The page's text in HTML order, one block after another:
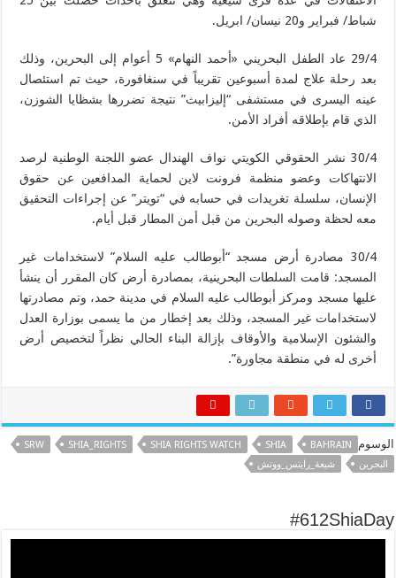
شباط/ فبراير و20 نيسان/ ابريل.
29/4 عاد الطفل البحريني «أحمد النهام» 5 أعوام إلى البحرين، وذلك
بعد رحلة علاج لمدة أسبوعين تقريباً في سنغافورة، حيث تم استئصال
عينه اليسرى في مستشفى “إليزابيث” نتيجة تضررها بشظايا الشوزن،
الذي قام بإطلاقه أفراد الأمن.
30/4 نشر الحقوقي الكويتي نواف الهندال عضو اللجنة الوطنية لرصد
الانتهاكات وعضو منظمة فرونت لاين لحماية المدافعين عن حقوق
الإنسان، سلسلة تغريدات في حسابه في “تويتر” عن إجراءات التحقيق
معه لحظة وصوله البحرين من قبل أمن المطار قبل أيام.
30/4 مصادرة أرض مسجد “أبوطالب عليه السلام” لاستخدامات غير
المسجد: قامت السلطات البحرينية، بمصادرة أرض كان المقرر أن ينشأ
عليها مسجد ومركز أبوطالب عليه السلام في مدينة حمد، وتم مصادرتها
لاستخدامات غير المسجد، وذلك بعد إخطار من ما يسمى بوزارة العدل
والشئون الإسلامية والأوقاف بإزالة البناء الحالي نظراً لتخصيص أرض
أخرى له في منطقة مجاورة”.
الوسوم BAHRAIN
SHIA
SHIA RIGHTS WATCH
SHIA_RIGHTS
SRW
البحرين
شيعة_رايتس_ووتش
#612ShiaDay